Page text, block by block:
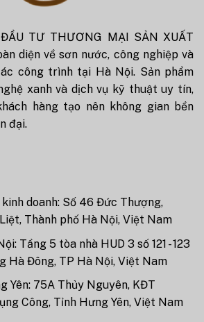
TƯ THƯƠNG MẠI SẢN XUẤT
diện về sơn nước, công nghiệp và
công trình tại Hà Nội. Sản phẩm
xanh và dịch vụ kỹ thuật uy tín,
hàng tạo nên không gian bền
đại.
doanh: Số 46 Đức Thượng,
Thành phố Hà Nội, Việt Nam
Tầng 5 tòa nhà HUD 3 số 121 - 123
Hà Đông, TP Hà Nội, Việt Nam
Yên: 75A Thủy Nguyên, KĐT
Công, Tỉnh Hưng Yên, Việt Nam